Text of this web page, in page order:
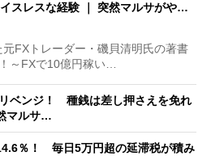
スレスな経験 ｜ 突然マルサがや…
FXトレーダー・磯貝清明氏の著書
～FXで10億円稼い…
リベンジ！ 種銭は差し押さえを免れ
マルサ…
％！ 毎日5万円超の延滞税が積み